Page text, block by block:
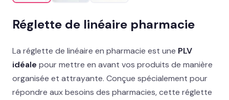
Blog
Contact
Réglette de linéaire pharmacie
La réglette de linéaire en pharmacie est une PLV
idéale pour mettre en avant vos produits de manière
organisée et attrayante. Conçue spécialement pour
répondre aux besoins des pharmacies, cette réglette